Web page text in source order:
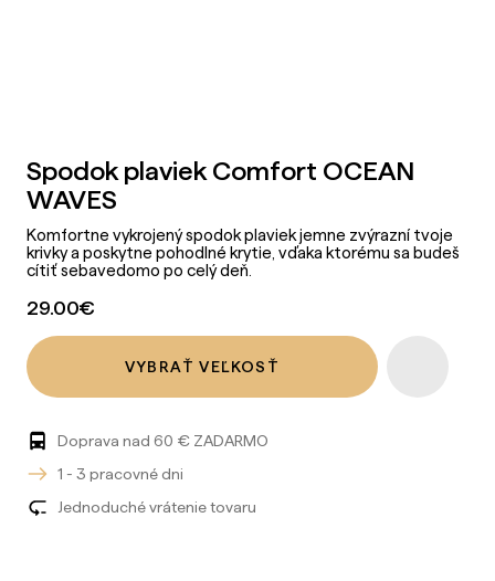
Spodok plaviek Comfort OCEAN
WAVES
Komfortne vykrojený spodok plaviek jemne zvýrazní tvoje
krivky a poskytne pohodlné krytie, vďaka ktorému sa budeš
cítiť sebavedomo po celý deň.
29.00€
VYBRAŤ VEĽKOSŤ
Doprava nad 60 € ZADARMO
1 - 3 pracovné dni
Jednoduché vrátenie tovaru